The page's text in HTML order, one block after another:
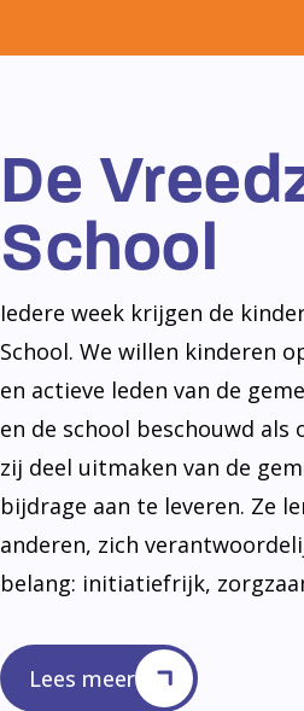
De
School
Iedere week krijgen de
School. We willen kinderen
en actieve leden van de
en de school beschouwd
zij deel uitmaken van de
bijdrage aan te leveren. Ze
anderen, zich
belang: initiatiefrijk,
Lees meer